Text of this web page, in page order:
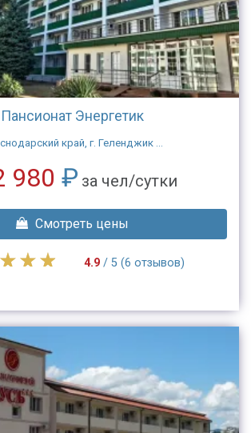
Пансионат Энергетик
край, г. Геленджик ...
980 ₽ за чел/сутки
Смотреть цены
4.9/ 5 (6 отзывов)